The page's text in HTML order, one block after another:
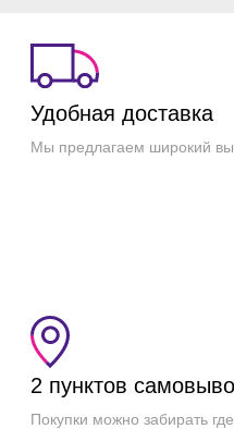
Удобная доставка
Мы предлагаем широкий
2 пунктов
Покупки можно забирать